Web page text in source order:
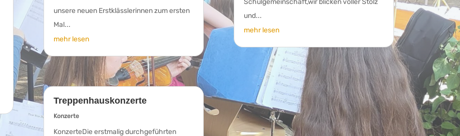
unsere neuen Erstklässlerinnen zum ersten
Mal...
mehr lesen
Treppenhauskonzerte
Konzerte
KonzerteDie erstmalig durchgeführten
Schulgemeinschaft,wir blicken voller Stolz
und...
mehr lesen